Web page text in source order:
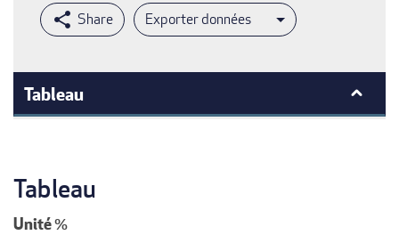
Exporter données
Tableau
Tableau
Unité%